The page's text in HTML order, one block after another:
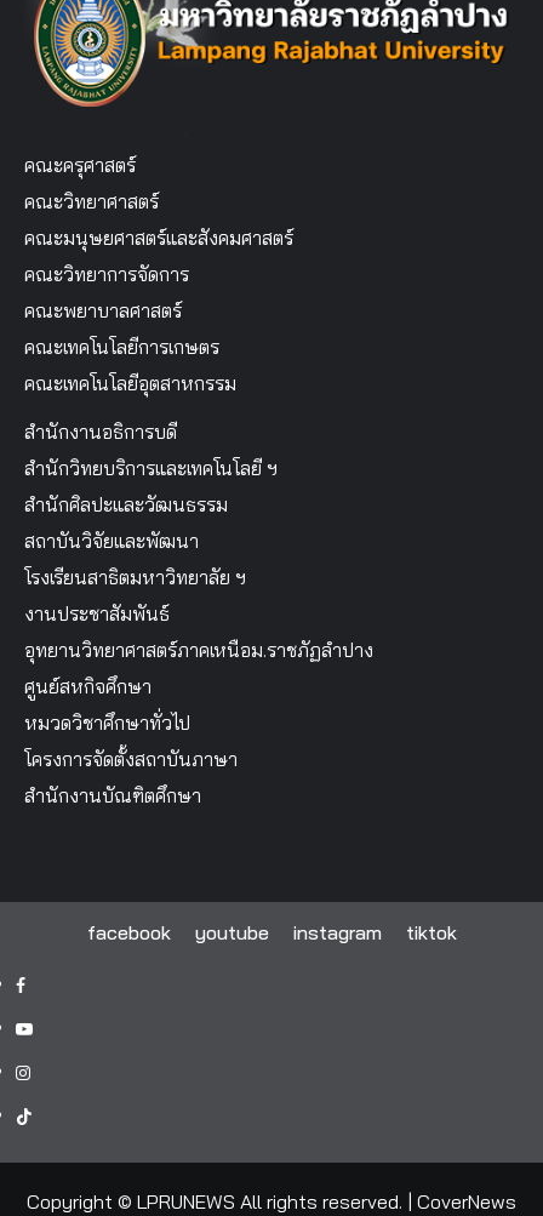
คณะครุศาสตร์
คณะวิทยาศาสตร์
คณะมนุษยศาสตร์และสังคมศาสตร์
คณะวิทยาการจัดการ
คณะพยาบาลศาสตร์
คณะเทคโนโลยีการเกษตร
คณะเทคโนโลยีอุตสาหกรรม
สำนักงานอธิการบดี
สำนักวิทยบริการและเทคโนโลยี ฯ
สำนักศิลปะและวัฒนธรรม
สถาบันวิจัยและพัฒนา
โรงเรียนสาธิตมหาวิทยาลัย ฯ
งานประชาสัมพันธ์
อุทยานวิทยาศาสตร์ภาคเหนือม.ราชภัฏลำปาง
ศูนย์สหกิจศึกษา
หมวดวิชาศึกษาทั่วไป
โครงการจัดตั้งสถาบันภาษา
สำนักงานบัณฑิตศึกษา
facebook youtube instagram tiktok
facebook
youtube
instagram
tiktok
Copyright © LPRUNEWS All rights reserved. CoverNews